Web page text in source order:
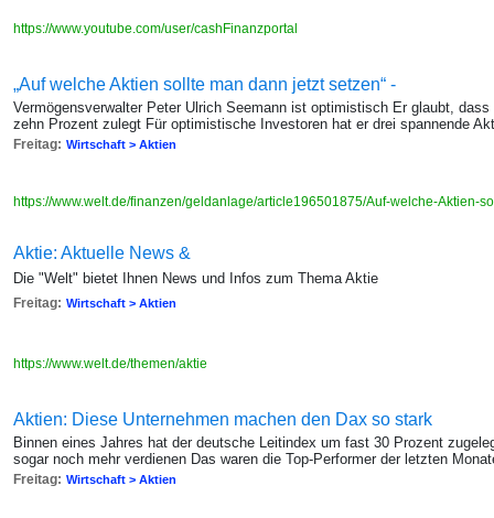
https://www.youtube.com/user/cashFinanzportal
„Auf welche Aktien sollte man dann jetzt setzen“ -
Vermögensverwalter Peter Ulrich Seemann ist optimistisch Er glaubt,
zehn Prozent zulegt Für optimistische Investoren hat er drei spannende
Freitag: Wirtschaft > Aktien
https://www.welt.de/finanzen/geldanlage/article196501875/Auf-welche-Aktien-
Aktie: Aktuelle News &
Die "Welt" bietet Ihnen News und Infos zum Thema Aktie
Freitag: Wirtschaft > Aktien
https://www.welt.de/themen/aktie
Aktien: Diese Unternehmen machen den Dax so stark
Binnen eines Jahres hat der deutsche Leitindex um fast 30 Prozent
sogar noch mehr verdienen Das waren die Top-Performer der letzten
Freitag: Wirtschaft > Aktien